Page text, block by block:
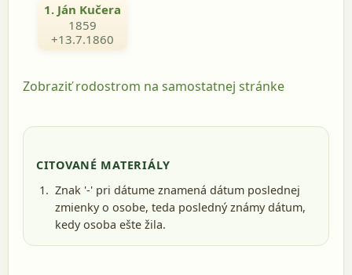
1. Ján Kučera
1859
+13.7.1860
Zobraziť rodostrom na samostatnej stránke
CITOVANÉ MATERIÁLY
Znak '-' pri dátume znamená dátum poslednej
zmienky o osobe, teda posledný známy dátum,
kedy osoba ešte žila.